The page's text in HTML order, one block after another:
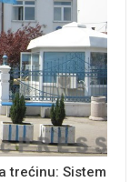
trećinu: Sistem